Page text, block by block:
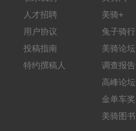
人才招聘
用户协议
投稿指南
特约撰稿人
美骑+
兔子骑行
美骑论坛
调查报告
高峰论坛
金单车奖
美骑图书